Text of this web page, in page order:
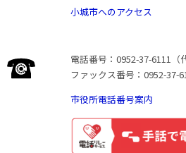
小城市へのアクセス
電話番号：0952-37-6111（
ファックス番号：0952-37-
市役所電話番号案内